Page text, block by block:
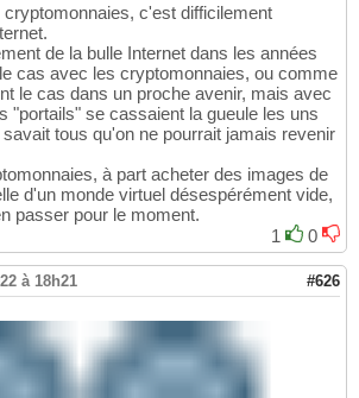
c'est difficilement
de la bulle Internet dans les années
cas avec les cryptomonnaies, ou comme
le cas dans un proche avenir, mais avec
"portails" se cassaient la gueule les uns
tous qu'on ne pourrait jamais revenir
à part acheter des images de
d'un monde virtuel désespérément vide,
passer pour le moment.
1
0
à 18h21 #626